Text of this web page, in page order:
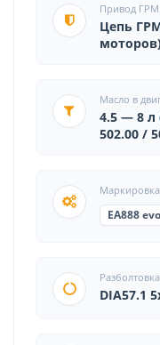
Привод ГРМ
Цепь
Масло в
4.5 — 8 л
502.00 /
Маркировка
EA888
DIA57.1